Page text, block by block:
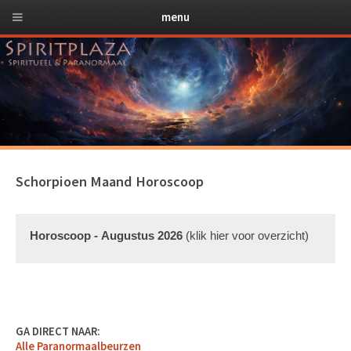
Schorpioen Maand Horoscoop
Horoscoop - Augustus 2026 (klik hier voor overzicht)
diepgaande transformaties voor Schorpioenen. Deze periode
biedt kansen voor zelfontdekking en het versterken van
GA DIRECT NAAR:
Alle Paranormaalbeurzen
menu